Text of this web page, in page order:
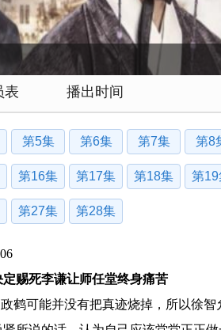
表 播出时间
第5集 第6集 第7集 第8
第16集 第17集 第18集 第19
第27集 第28集
赐死李谦让师任堂终身痛苦
鹤可能并没有把真迹烧掉，所以徐